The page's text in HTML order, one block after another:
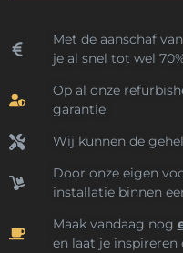
Met de aanschaf
je al snel tot wel
Op al onze
garantie
Wij kunnen de
Door onze eigen
installatie binnen
Maak vandaag nog
en laat je inspireren